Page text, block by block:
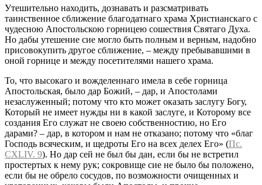
Утешительно находить, дознавать и разсматривать
таинственное сближение благодатнаго храма Христианскаго с
чудесною Апостольскою горницею сошествия Святаго Духа.
Но дабы утешение сие могло быть полным и верным, надобно
присовокупить другое сближение, – между пребывавшими в
оной горнице и между посетителями нашего храма.
То, что высокаго и вожделеннаго имела в себе горница
Апостольская, было дар Божий, – дар, и Апостолами
незаслуженный; потому что кто может оказать заслугу Богу,
Который не имеет нужды ни в какой заслуге, и Которому все
создания Его служат не своею собственностию, но Его
дарами? – дар, в котором и нам не отказано; потому что «благ
Господь всяческим, и щедроты Его на всех делех Его» (Пс.
CXLIV. 9). Но дар сей не был бы дан, если бы не встретил
простертых к нему рук; сокровище сие не было бы положено,
если бы не обрело сосудов, по возможности очищенных и